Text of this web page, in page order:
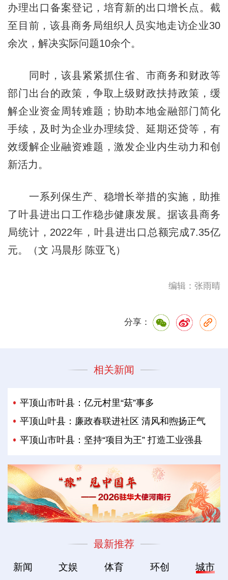
办理出口备案登记，培育新的出口增长点。截
至目前，该县商务局组织人员实地走访企业30
余次，解决实际问题10余个。
同时，该县紧紧抓住省、市商务和财政等
部门出台的政策，争取上级财政扶持政策，缓
解企业资金周转难题；协助本地金融部门简化
手续，及时为企业办理续贷、延期还贷等，有
效缓解企业融资难题，激发企业内生动力和创
新活力。
一系列保生产、稳增长举措的实施，助推
了叶县进出口工作稳步健康发展。据该县商务
局统计，2022年，叶县进出口总额完成7.35亿
元。（文 冯晨彤 陈亚飞）
编辑：张雨晴
分享：
相关新闻
平顶山市叶县：亿元村里“菇”事多
平顶山叶县：廉政春联进社区 清风和煦扬正气
平顶山市叶县：坚持“项目为王” 打造工业强县
最新推荐
新闻 文娱 体育 环创 城市